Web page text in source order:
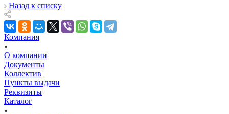
Назад к списку
Компания
О компании
Документы
Коллектив
Пункты выдачи
Реквизиты
Каталог